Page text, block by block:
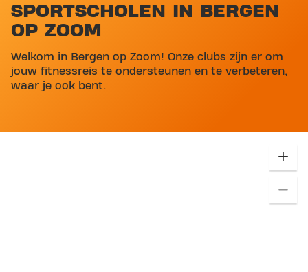
SKIP MAP LIST
SPORTSCHOLEN IN BERGEN
OP ZOOM
Welkom in Bergen op Zoom! Onze clubs zijn er om
jouw fitnessreis te ondersteunen en te verbeteren,
waar je ook bent.